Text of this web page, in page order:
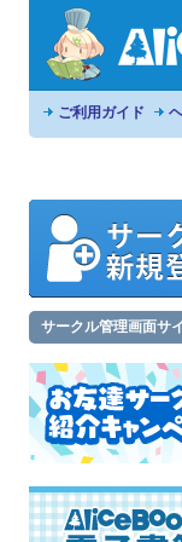
ご利用ガイド
サークル管理画面サ